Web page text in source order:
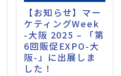
【お知らせ】マー
ケティングWeek
-大阪 2025 – 「第
6回販促EXPO-大
阪-」に出展しま
した！